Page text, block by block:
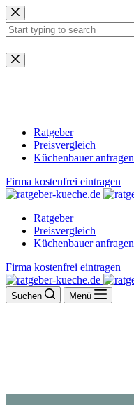
Zum
Inhalt
springen
Keine
Ergebnisse
Ratgeber
Preisvergleich
Küchenbauer anfragen
Firma kostenfrei eintragen
Ratgeber
Preisvergleich
Küchenbauer anfragen
Firma kostenfrei eintragen
Suchen Menü